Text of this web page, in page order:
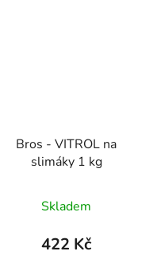
Bros - VITROL na
slimáky 1 kg
Skladem
422 Kč